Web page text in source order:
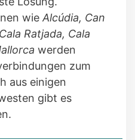
wie Alcúdia, Can
Ratjada, Cala
werden
zum
aus einigen
gibt es